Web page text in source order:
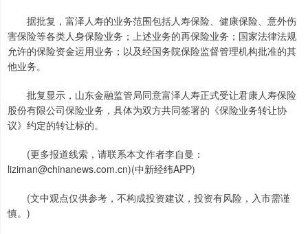
据批复，富泽人寿的业务范围包括人寿保险、健康保险、意外伤
害保险等各类人身保险业务；上述业务的再保险业务；国家法律法规
允许的保险资金运用业务；以及经国务院保险监督管理机构批准的其
他业务。
批复显示，山东金融监管局同意富泽人寿正式受让君康人寿保险
股份有限公司保险业务，具体为双方共同签署的《保险业务转让协
议》约定的转让标的。
(更多报道线索，请联系本文作者李自曼：
liziman@chinanews.com.cn)(中新经纬APP)
(文中观点仅供参考，不构成投资建议，投资有风险，入市需谨
慎。)